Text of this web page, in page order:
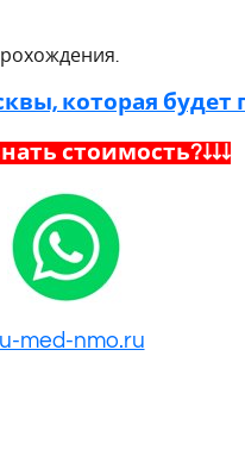
которая будет
стоимость?↓↓↓
med-nmo.ru